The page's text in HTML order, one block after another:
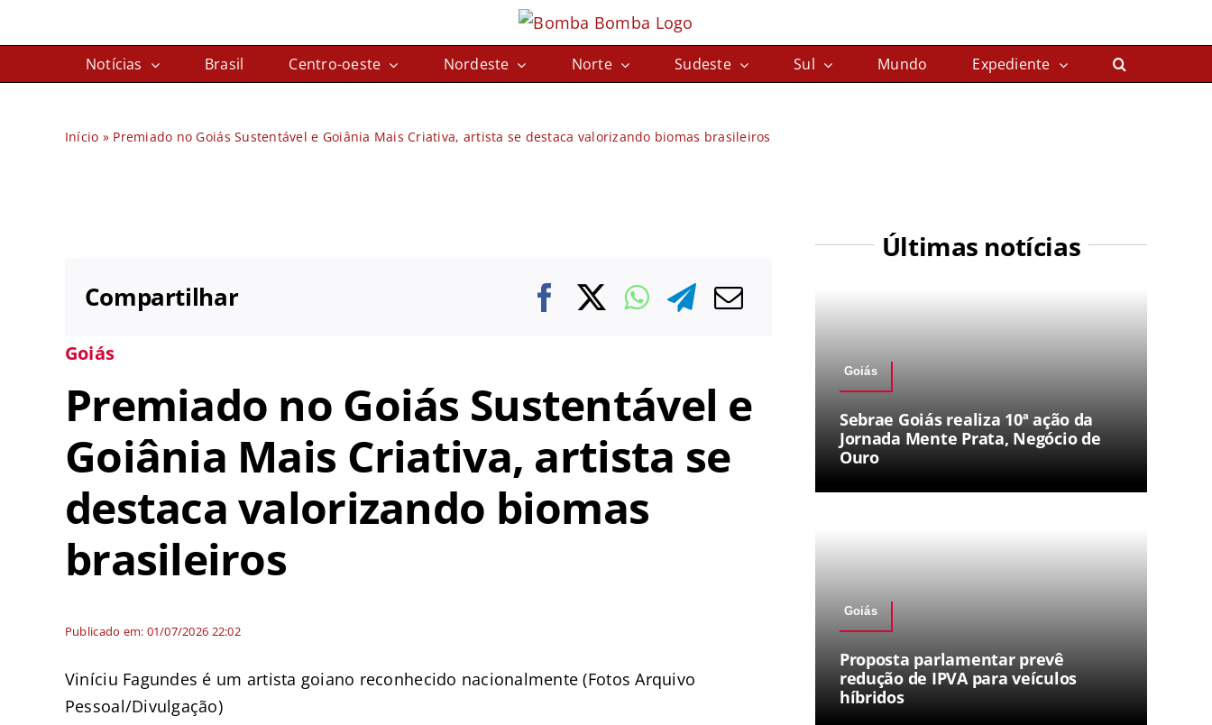
para
Notícias Brasil Centro-oeste Nordeste Norte Sudeste Sul Mundo Expediente
Início » Premiado no Goiás Sustentável e Goiânia Mais Criativa, artista se destaca valorizando biomas brasileiros
Compartilhar
Goiás
Premiado no Goiás Sustentável e
Goiânia Mais Criativa, artista se
destaca valorizando biomas
brasileiros
Publicado em: 01/07/2026 22:02
Viníciu Fagundes é um artista goiano reconhecido nacionalmente (Fotos Arquivo
Pessoal/Divulgação)
Últimas notícias
Goiás
Sebrae Goiás realiza 10ª ação da
Jornada Mente Prata, Negócio de
Ouro
Goiás
Proposta parlamentar prevê
redução de IPVA para veículos
híbridos